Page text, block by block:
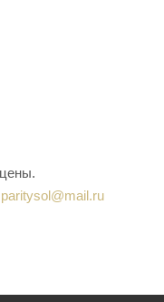
paritysol@mail.ru